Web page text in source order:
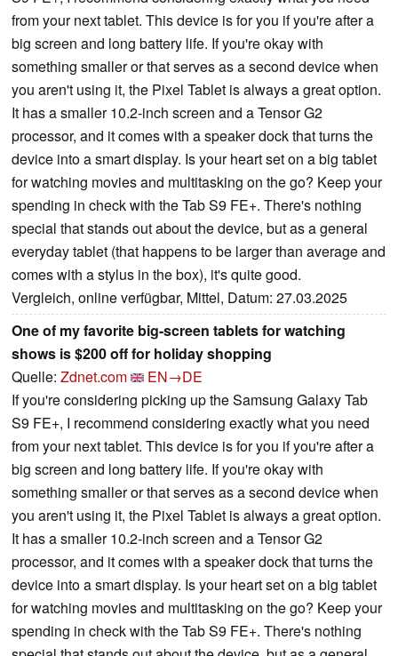
from your next tablet. This device is for you if you're after a
big screen and long battery life. If you're okay with
something smaller or that serves as a second device when
you aren't using it, the Pixel Tablet is always a great option.
It has a smaller 10.2-inch screen and a Tensor G2
processor, and it comes with a speaker dock that turns the
device into a smart display. Is your heart set on a big tablet
for watching movies and multitasking on the go? Keep your
spending in check with the Tab S9 FE+. There's nothing
special that stands out about the device, but as a general
everyday tablet (that happens to be larger than average and
comes with a stylus in the box), it's quite good.
Vergleich, online verfügbar, Mittel, Datum: 27.03.2025
One of my favorite big-screen tablets for watching
shows is $200 off for holiday shopping
Quelle: Zdnet.com
EN→DE
If you're considering picking up the Samsung Galaxy Tab
S9 FE+, I recommend considering exactly what you need
from your next tablet. This device is for you if you're after a
big screen and long battery life. If you're okay with
something smaller or that serves as a second device when
you aren't using it, the Pixel Tablet is always a great option.
It has a smaller 10.2-inch screen and a Tensor G2
processor, and it comes with a speaker dock that turns the
device into a smart display. Is your heart set on a big tablet
for watching movies and multitasking on the go? Keep your
spending in check with the Tab S9 FE+. There's nothing